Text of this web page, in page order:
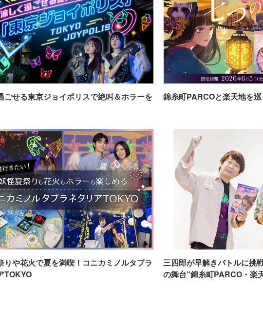
ごせる東京ジョイポリスで絶叫＆ホラーを
錦糸町PARCOと楽天地を
りや花火で夏を満喫！コニカミノルタプラ
TOKYO
三四郎が早解きバトルに挑
の舞台"錦糸町PARCO・楽